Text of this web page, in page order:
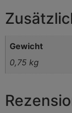
Gewicht
0,75 kg